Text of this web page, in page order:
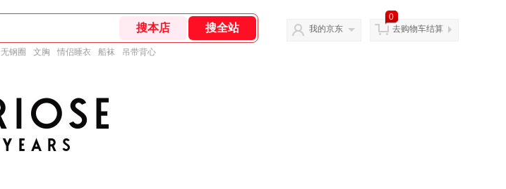
无钢圈 文胸 情侣睡衣 船袜 吊带背心
我的京东
0
去购物车结算